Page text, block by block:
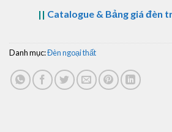
|| Catalogue & Bảng giá đèn
Danh mục:Đèn ngoại thất